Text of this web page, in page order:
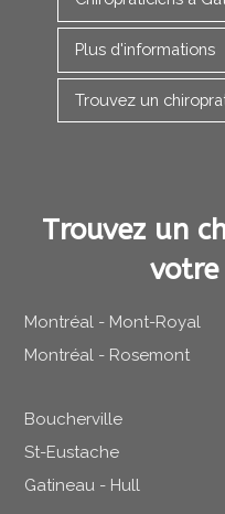
Plus d'informations
Trouvez un
Trouvez un
Montréal - Mont-Royal
Montréal - Rosemont
Boucherville
St-Eustache
Gatineau - Hull